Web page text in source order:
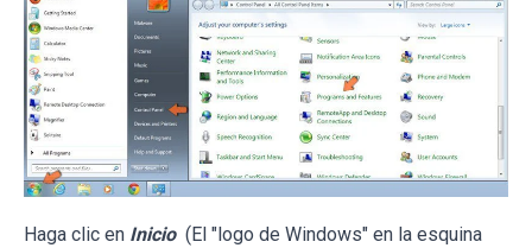
Haga clic en Inicio (El "logo de Windows" en la esquina